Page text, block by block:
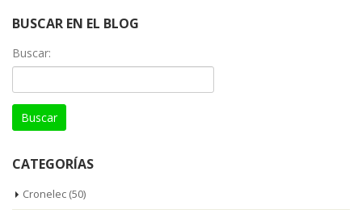
BUSCAR EN EL BLOG
Buscar:
CATEGORÍAS
Cronelec (50)